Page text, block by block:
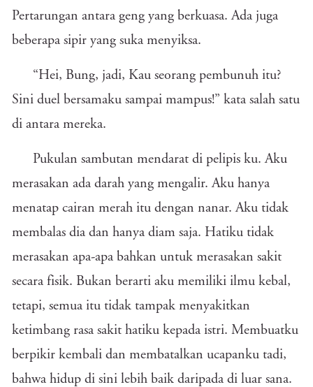
Pertarungan antara geng yang berkuasa. Ada juga
beberapa sipir yang suka menyiksa.
“Hei, Bung, jadi, Kau seorang pembunuh itu?
Sini duel bersamaku sampai mampus!” kata salah satu
di antara mereka.
Pukulan sambutan mendarat di pelipis ku. Aku
merasakan ada darah yang mengalir. Aku hanya
menatap cairan merah itu dengan nanar. Aku tidak
membalas dia dan hanya diam saja. Hatiku tidak
merasakan apa-apa bahkan untuk merasakan sakit
secara fisik. Bukan berarti aku memiliki ilmu kebal,
tetapi, semua itu tidak tampak menyakitkan
ketimbang rasa sakit hatiku kepada istri. Membuatku
berpikir kembali dan membatalkan ucapanku tadi,
bahwa hidup di sini lebih baik daripada di luar sana.